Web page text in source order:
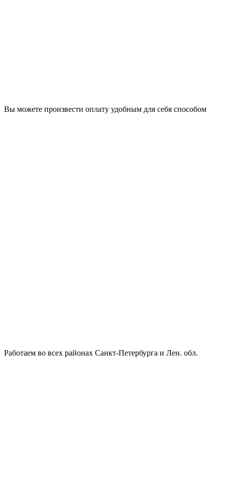
Вы можете произвести оплату удобным для себя способом
Работаем во всех районах Санкт-Петербурга и Лен. обл.